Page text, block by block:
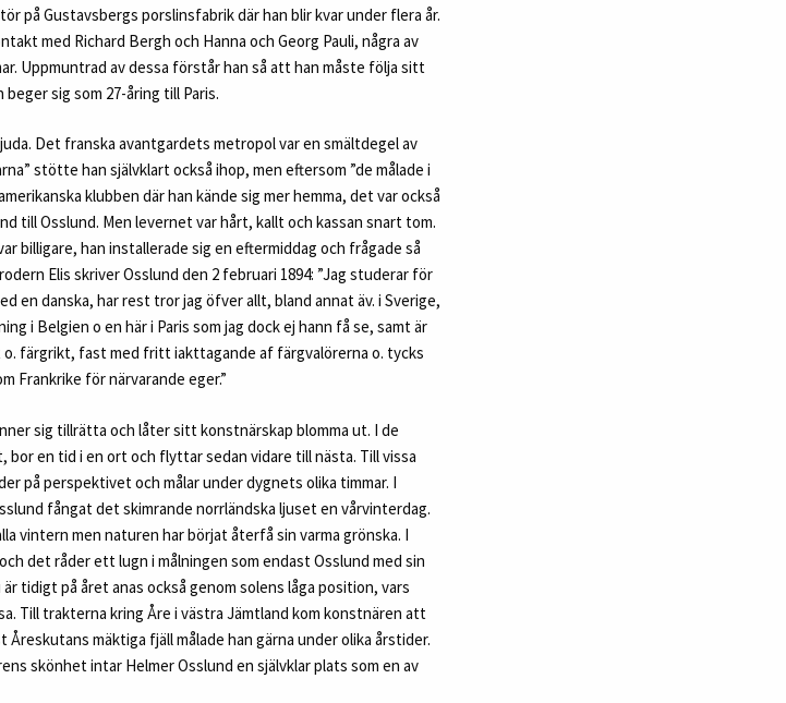
på Gustavsbergs porslinsfabrik där han blir kvar under flera år.
med Richard Bergh och Hanna och Georg Pauli, några av
Uppmuntrad av dessa förstår han så att han måste följa sitt
sig som 27-åring till Paris.
Det franska avantgardets metropol var en smältdegel av
stötte han självklart också ihop, men eftersom ”de målade i
klubben där han kände sig mer hemma, det var också
till Osslund. Men levernet var hårt, kallt och kassan snart tom.
billigare, han installerade sig en eftermiddag och frågade så
Elis skriver Osslund den 2 februari 1894: ”Jag studerar för
en danska, har rest tror jag öfver allt, bland annat äv. i Sverige,
i Belgien o en här i Paris som jag dock ej hann få se, samt är
o. färgrikt, fast med fritt iakttagande af färgvalörerna o. tycks
Frankrike för närvarande eger.”
sig tillrätta och låter sitt konstnärskap blomma ut. I de
bor en tid i en ort och flyttar sedan vidare till nästa. Till vissa
på perspektivet och målar under dygnets olika timmar. I
fångat det skimrande norrländska ljuset en vårvinterdag.
vintern men naturen har börjat återfå sin varma grönska. I
det råder ett lugn i målningen som endast Osslund med sin
tidigt på året anas också genom solens låga position, vars
Till trakterna kring Åre i västra Jämtland kom konstnären att
mäktiga fjäll målade han gärna under olika årstider.
skönhet intar Helmer Osslund en självklar plats som en av